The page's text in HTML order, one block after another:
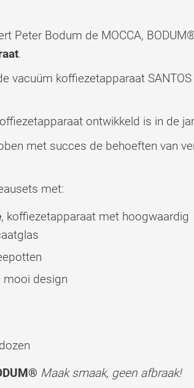
Peter Bodum de MOCCA,
.
vacuüm koffiezetapparaat
ontwikkeld is in de
met succes de behoeften van
met:
, koffiezetapparaat met hoogwaardig
mooi design
Maak smaak, geen afbraak!